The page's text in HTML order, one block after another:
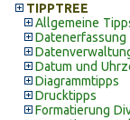
TIPPTREE
Allgemeine
Datenerfassung
Datum und
Diagrammtipps
Drucktipps
Formatierung